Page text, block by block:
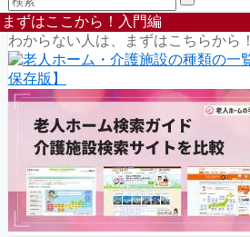
まずはここから！入門編
わからない人は、まずはこちらから！